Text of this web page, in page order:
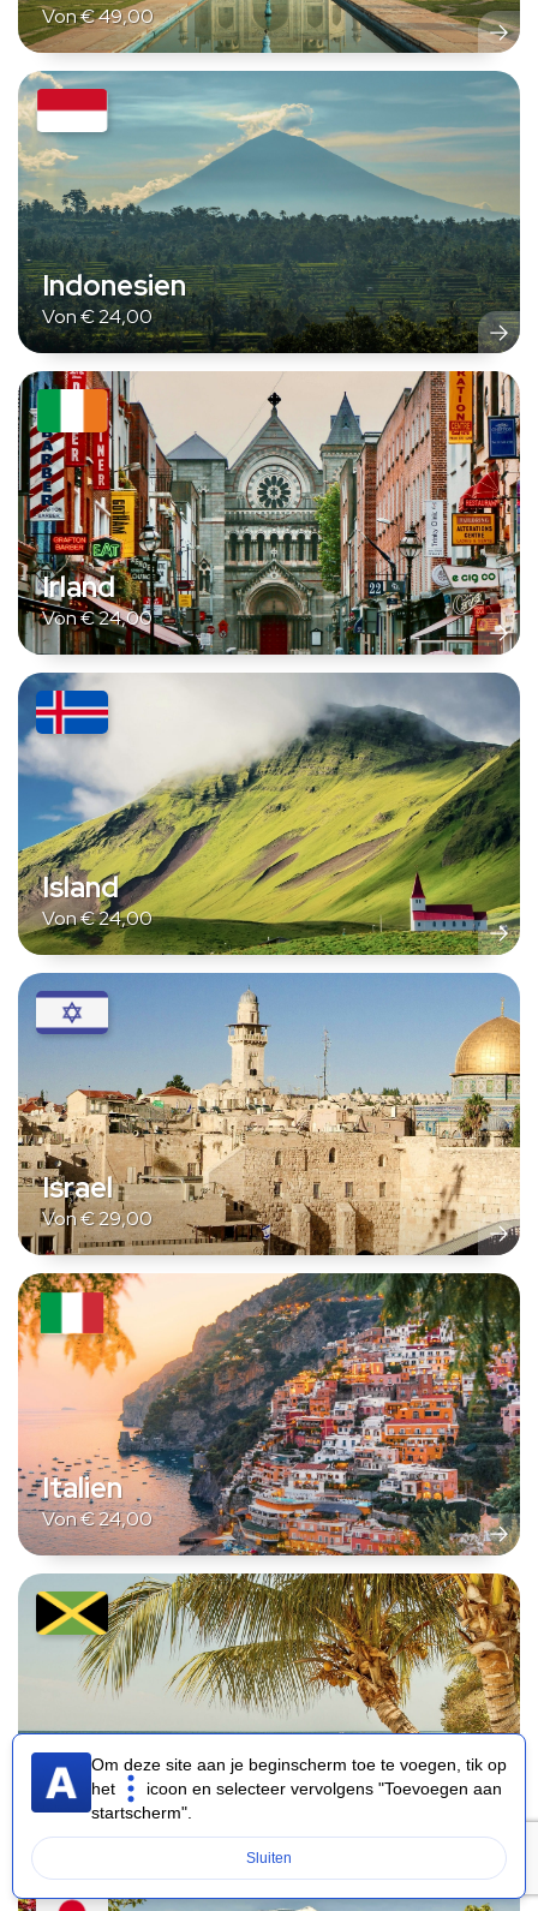
Von€49,00
Indonesien
Von€24,00
Irland
Von€24,00
Island
Von€24,00
Israel
Von€29,00
Italien
Von€24,00
Jamaika
Von€29,00
Om deze site aan je beginscherm toe te voegen, tik op
het
icoon en selecteer vervolgens "Toevoegen aan
startscherm".
Sluiten